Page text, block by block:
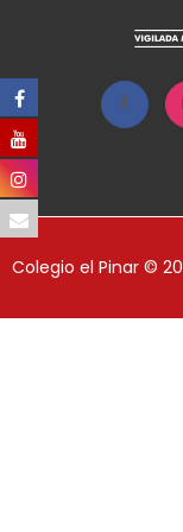
Colegio el Pinar ©